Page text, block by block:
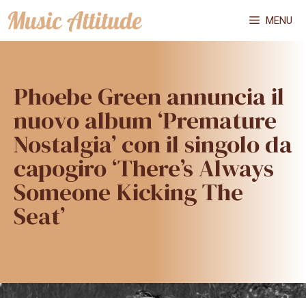
Vai
al
MENU
Phoebe Green annuncia il
nuovo album ‘Premature
Nostalgia’ con il singolo da
capogiro ‘There’s Always
Someone Kicking The
Seat’